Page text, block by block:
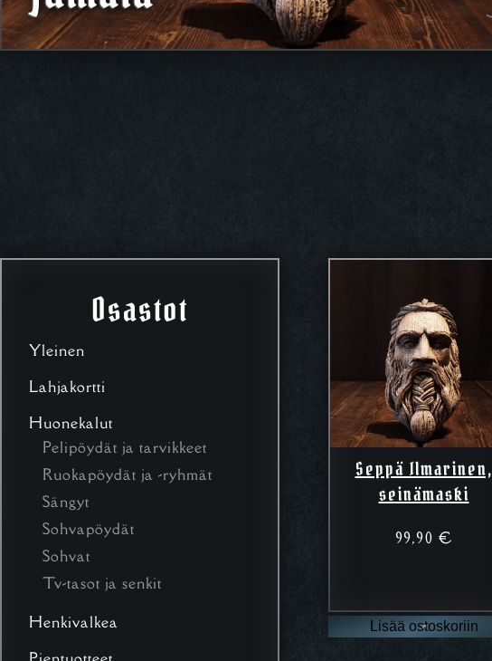
Osastot
Yleinen
Lahjakortti
Huonekalut
Pelipöydät ja tarvikkeet
Ruokapöydät ja -ryhmät
Sängyt
Sohvapöydät
Sohvat
Tv-tasot ja senkit
Henkivalkea
Seppä Ilmarinen,
seinämaski
99,90 €
Lisää ostoskoriin